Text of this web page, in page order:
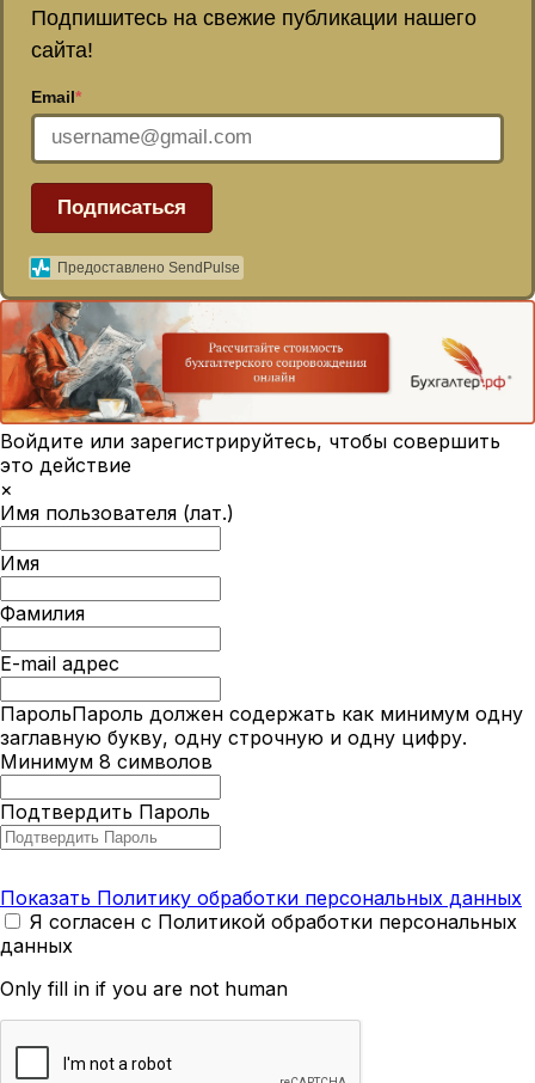
Подпишитесь на свежие публикации нашего
сайта!
Email*
Подписаться
Предоставлено SendPulse
Войдите или зарегистрируйтесь, чтобы совершить
это действие
×
Имя пользователя (лат.)
Имя
Фамилия
E-mail адрес
ПарольПароль должен содержать как минимум одну
заглавную букву, одну строчную и одну цифру.
Минимум 8 символов
Подтвердить Пароль
Показать Политику обработки персональных данных
Я согласен с Политикой обработки персональных
данных
Only fill in if you are not human